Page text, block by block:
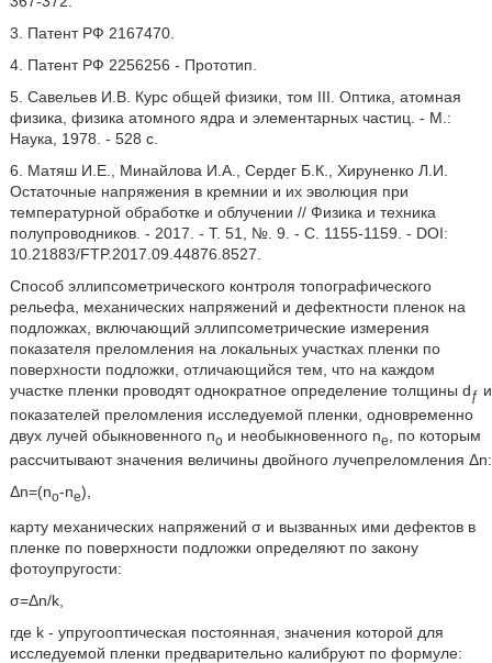
3. Патент РФ 2167470.
4. Патент РФ 2256256 - Прототип.
5. Савельев И.В. Курс общей физики, том III. Оптика, атомная
физика, физика атомного ядра и элементарных частиц. - М.:
Наука, 1978. - 528 с.
6. Матяш И.Е., Минайлова И.А., Сердег Б.К., Хируненко Л.И.
Остаточные напряжения в кремнии и их эволюция при
температурной обработке и облучении // Физика и техника
полупроводников. - 2017. - Т. 51, №. 9. - С. 1155-1159. - DOI:
10.21883/FTP.2017.09.44876.8527.
Способ эллипсометрического контроля топографического
рельефа, механических напряжений и дефектности пленок на
подложках, включающий эллипсометрические измерения
показателя преломления на локальных участках пленки по
поверхности подложки, отличающийся тем, что на каждом
участке пленки проводят однократное определение толщины dƒ и
показателей преломления исследуемой пленки, одновременно
двух лучей обыкновенного no и необыкновенного ne
, по которым
рассчитывают значения величины двойного лучепреломления Δn:
Δn=(no-ne),
карту механических напряжений σ и вызванных ими дефектов в
пленке по поверхности подложки определяют по закону
фотоупругости:
σ=Δn/k,
где k - упругооптическая постоянная, значения которой для
исследуемой пленки предварительно калибруют по формуле: